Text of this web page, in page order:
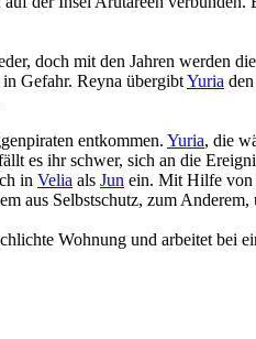
doch mit den Jahren werden
Gefahr. Reyna übergibtYuria
entkommen. Yuria, die
es ihr schwer, sich an die
in Velia als Jun ein. Mit Hilfe von
aus Selbstschutz, zum
Wohnung und arbeitet bei